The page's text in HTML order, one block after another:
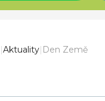
|Aktuality| Den Země